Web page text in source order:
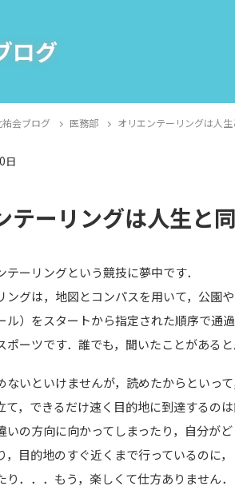
ログ
祐会ブログ 医務部 オリエンテーリングは人生
日
テーリングは人生と
テーリングという競技に夢中です．
ングは，地図とコンパスを用いて，公園
ル）をスタートから指定された順序で通
ポーツです．誰でも，聞いたことがあると
ないといけませんが，読めたからといっ
て，できるだけ速く目的地に到達するの
いの方向に向かってしまったり，自分が
，目的地のすぐ近くまで行っているのに
り．．．もう，楽しくて仕方ありません．